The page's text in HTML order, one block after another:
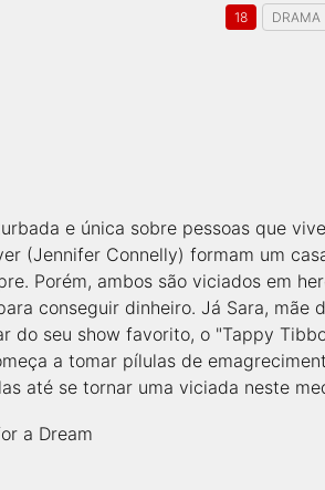
18 DRAMA
e única sobre pessoas que
(Jennifer Connelly) formam um
Porém, ambos são viciados em
conseguir dinheiro. Já Sara,
do seu show favorito, o "Tappy
a tomar pílulas de
até se tornar uma viciada neste
a Dream